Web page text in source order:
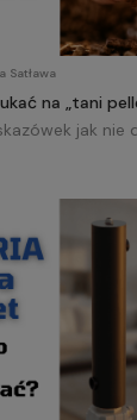
na „tani
jak nie